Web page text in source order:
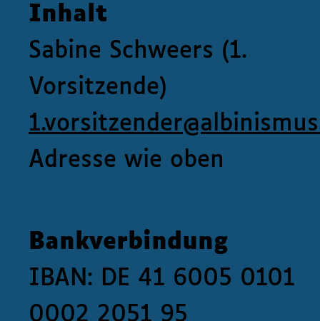
Inhalt
Sabine Schweers (1.
Vorsitzende)
Adresse wie oben
Bankverbindung
IBAN: DE 41 6005 0101
0002 2051 95